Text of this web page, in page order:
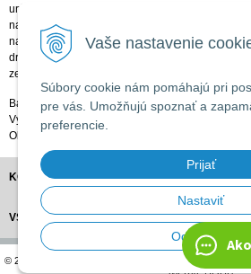
Vaše nastavenie
Súbory cookie nám pomáhajú pri
pre vás. Umožňujú spoznať a
preferencie.
Prijať
Nastaviť
Odmietnuť
urýchliť stekanie dažďovej vody z drôtov pletiva
napinák na šponovací drôt! Na vyšponovanie
napínací hrebeň, ktorý nájdete v príslušenstve.
drôtu s priemerom 2,0 / 2,50mm. Veľkosť oka je
zelenej farbe Ral 6005.
Balenie: 25m
Výška: 100cm
Obj. číslo: 903221
KONTAKT
VŠETKO O NÁKUPE
© 2026 APRO Záhradné centrum • tvorba eshopu cez